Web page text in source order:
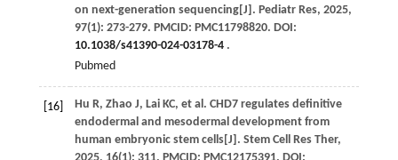
on next-generation sequencing[J]. Pediatr Res, 2025,
97(1): 273-279. PMCID: PMC11798820. DOI:
10.1038/s41390-024-03178-4.
Pubmed
[16] Hu R, Zhao J, Lai KC, et al . CHD7 regulates definitive
endodermal and mesodermal development from
human embryonic stem cells[J]. Stem Cell Res Ther,